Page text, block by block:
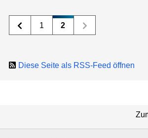
1 2
Diese Seite als RSS-Feed öffnen